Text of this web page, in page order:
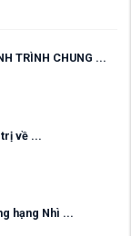
TRÌNH CHUNG ...
về ...
hạng Nhì ...